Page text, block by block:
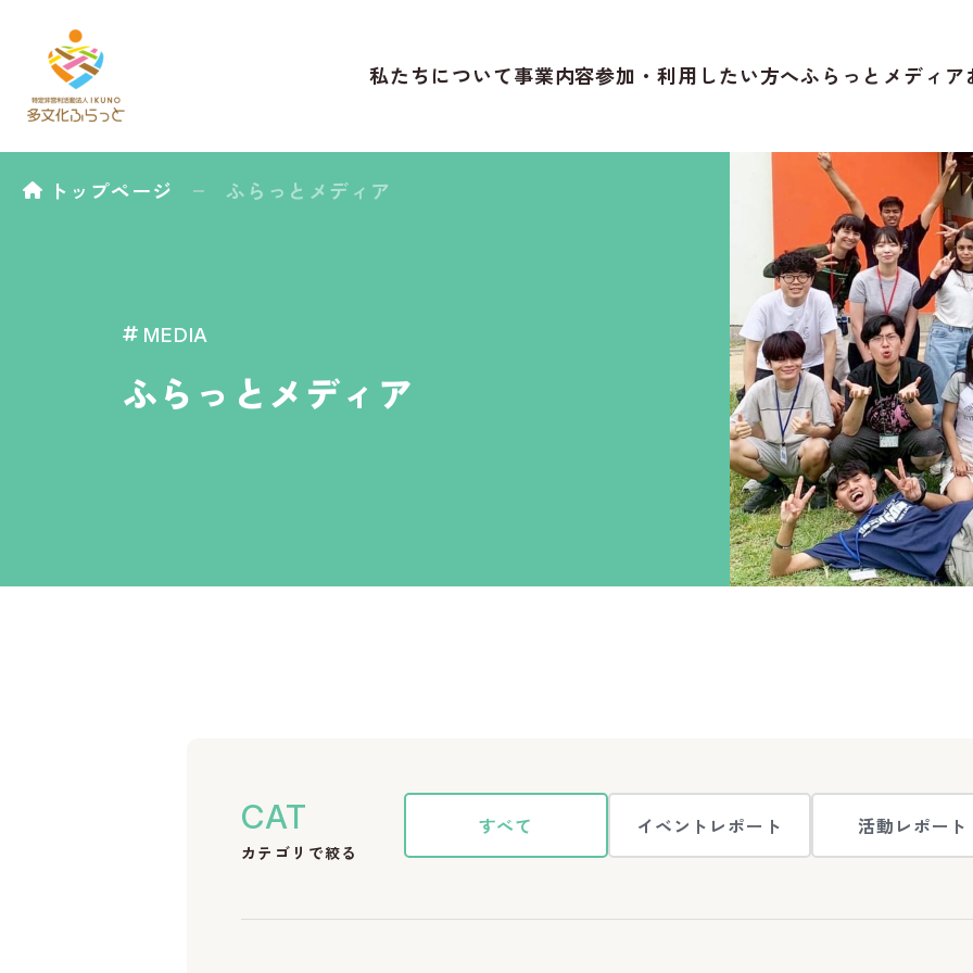
私たちについて事業内容参加・利用したい方へふらっとメディア
トップページ ふらっとメディア
MEDIA
ふらっとメディア
CAT
カテゴリで絞る
すべて イベントレポート 活動レポート